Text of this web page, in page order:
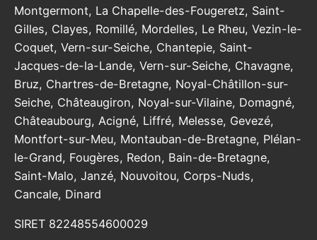
Montgermont, La Chapelle-des-Fougeretz, Saint-
Gilles, Clayes, Romillé, Mordelles, Le Rheu, Vezin-le-
Coquet, Vern-sur-Seiche, Chantepie, Saint-
Jacques-de-la-Lande, Vern-sur-Seiche, Chavagne,
Bruz, Chartres-de-Bretagne, Noyal-Châtillon-sur-
Seiche, Châteaugiron, Noyal-sur-Vilaine, Domagné,
Châteaubourg, Acigné, Liffré, Melesse, Gevezé,
Montfort-sur-Meu, Montauban-de-Bretagne, Plélan-
le-Grand, Fougères, Redon, Bain-de-Bretagne,
Saint-Malo, Janzé, Nouvoitou, Corps-Nuds,
Cancale, Dinard
SIRET 82248554600029